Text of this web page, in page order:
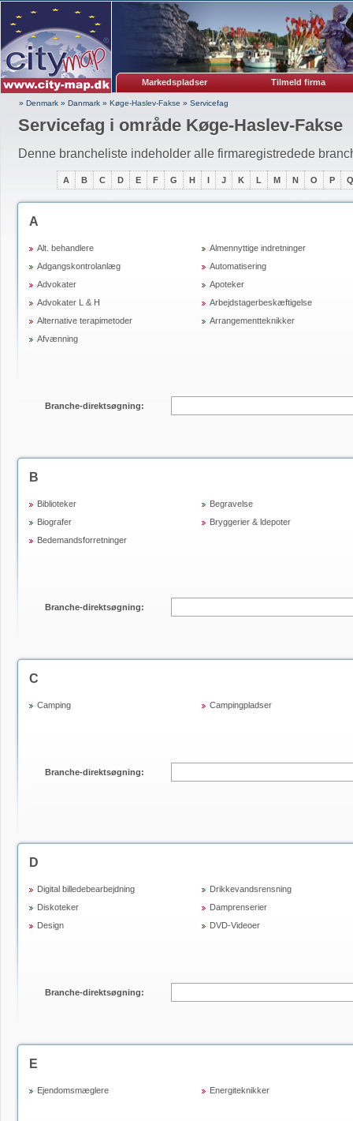
Markedspladser Tilmeld firma
» Denmark » Danmark » Køge-Haslev-Fakse » Servicefag
Servicefag i område Køge-Haslev-Fakse
Denne brancheliste indeholder alle firmaregistredede
A B C D E F G H I J K L M N O P Q
A
Alt. behandlere
Adgangskontrolanlæg
Advokater
Advokater L & H
Alternative terapimetoder
Afvænning
Almennyttige indretninger
Automatisering
Apoteker
Arbejdstagerbeskæftigelse
Arrangementteknikker
Branche-direktsøgning:
B
Biblioteker
Biografer
Bedemandsforretninger
Begravelse
Bryggerier & ldepoter
Branche-direktsøgning:
C
Camping Campingpladser
Branche-direktsøgning:
D
Digital billedebearbejdning
Diskoteker
Design
Drikkevandsrensning
Damprenserier
DVD-Videoer
Branche-direktsøgning:
E
Ejendomsmæglere Energiteknikker